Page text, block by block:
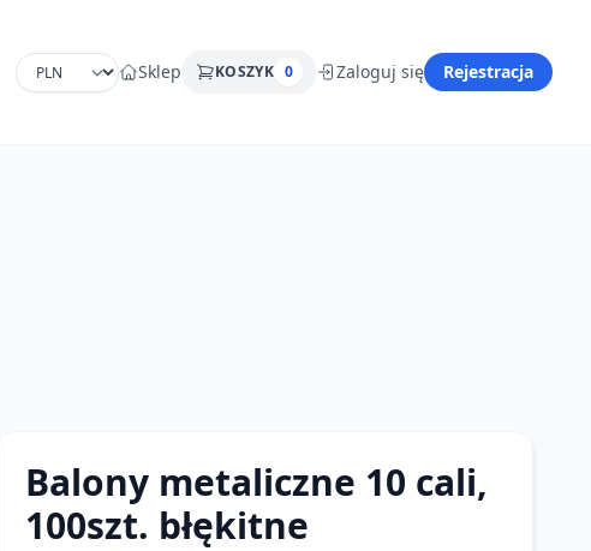
Sklep KOSZYK 0 Zaloguj się Rejestracja
Balony metaliczne 10 cali,
100szt. błękitne